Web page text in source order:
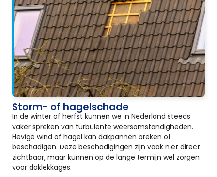
Storm- of hagelschade
In de winter of herfst kunnen we in Nederland steeds
vaker spreken van turbulente weersomstandigheden.
Hevige wind of hagel kan dakpannen breken of
beschadigen. Deze beschadigingen zijn vaak niet direct
zichtbaar, maar kunnen op de lange termijn wel zorgen
voor daklekkages.